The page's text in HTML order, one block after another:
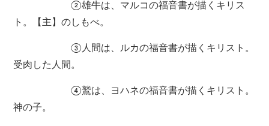
②雄牛は、マルコの福音書が描くキリス
ト。【主】のしもべ。
③人間は、ルカの福音書が描くキリスト。
受肉した人間。
④鷲は、ヨハネの福音書が描くキリスト。
神の子。